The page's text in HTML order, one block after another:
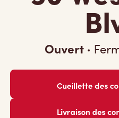
Ouvert ·
Cueillette des
Livraison des